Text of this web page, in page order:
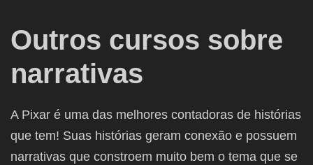
Outros cursos sobre
narrativas
A Pixar é uma das melhores contadoras de histórias
que tem! Suas histórias geram conexão e possuem
narrativas que constroem muito bem o tema que se